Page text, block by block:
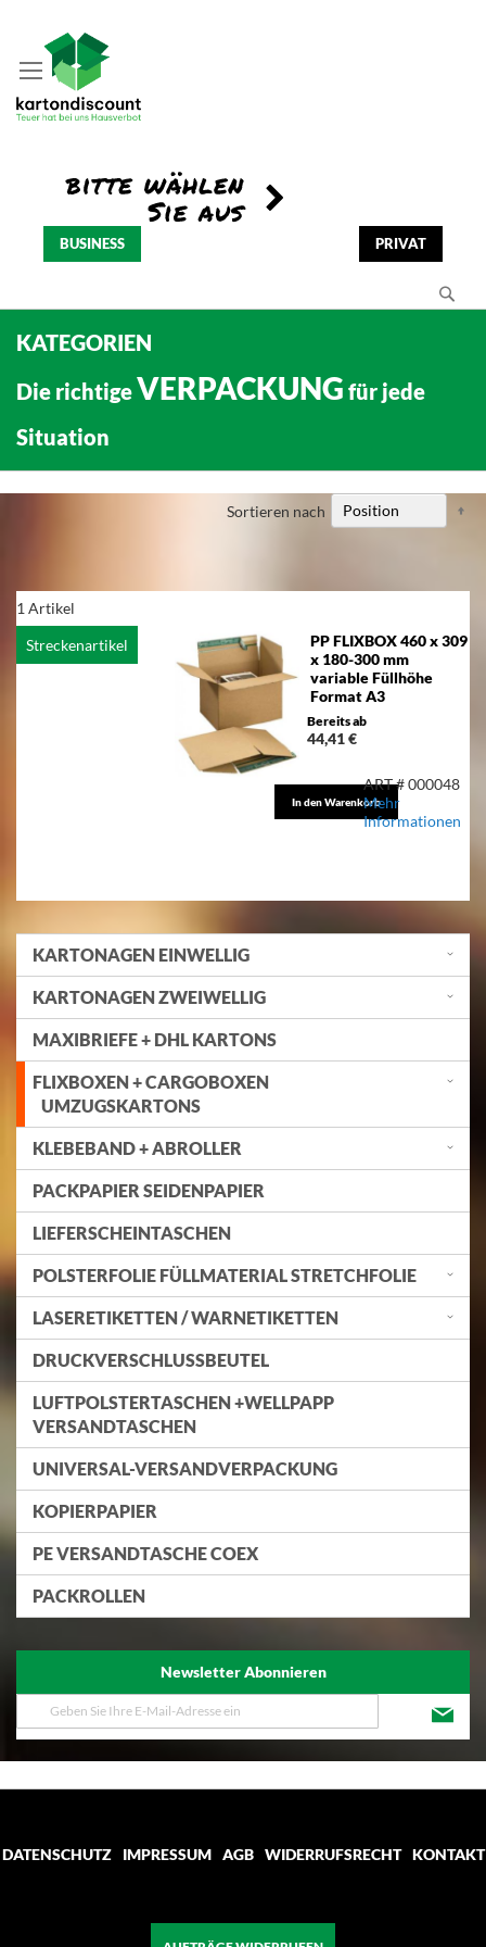
BUSINESS PRIVAT
KATEGORIEN
Die richtigeVERPACKUNG für jede
Situation
1 Artikel
Sortieren nach
Streckenartikel
PP FLIXBOX 460 x 309
x 180-300 mm
variable Füllhöhe
Format A3
Bereits ab
44,41 €
In den Warenkorb
ART # 000048
Mehr
Informationen
KARTONAGEN EINWELLIG
KARTONAGEN ZWEIWELLIG
MAXIBRIEFE + DHL KARTONS
FLIXBOXEN + CARGOBOXEN
UMZUGSKARTONS
KLEBEBAND + ABROLLER
PACKPAPIER SEIDENPAPIER
LIEFERSCHEINTASCHEN
POLSTERFOLIE FÜLLMATERIAL STRETCHFOLIE
LASERETIKETTEN / WARNETIKETTEN
DRUCKVERSCHLUSSBEUTEL
LUFTPOLSTERTASCHEN +WELLPAPP
VERSANDTASCHEN
UNIVERSAL-VERSANDVERPACKUNG
KOPIERPAPIER
PE VERSANDTASCHE COEX
PACKROLLEN
Newsletter Abonnieren
Melden
Sie
unseren
DATENSCHUTZ
IMPRESSUM AGB WIDERRUFSRECHT KONTAKT